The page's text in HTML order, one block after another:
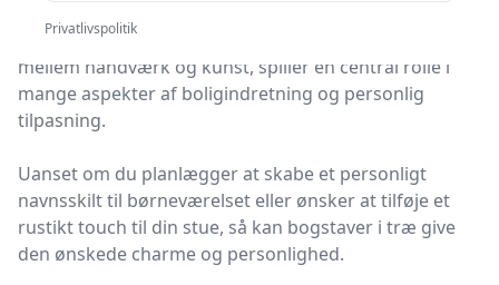
Træbogstaver, ofte betragtet som en subtil fusion
mellem håndværk og kunst, spiller en central rolle i
mange aspekter af boligindretning og personlig
tilpasning.
Uanset om du planlægger at skabe et personligt
navnsskilt til børneværelset eller ønsker at tilføje et
rustikt touch til din stue, så kan bogstaver i træ give
den ønskede charme og personlighed.
Privatlivspolitik